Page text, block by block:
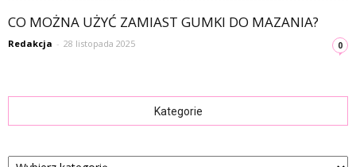
CO MOŻNA UŻYĆ ZAMIAST GUMKI DO MAZANIA?
Redakcja - 28 listopada 2025 0
Kategorie
Kategorie